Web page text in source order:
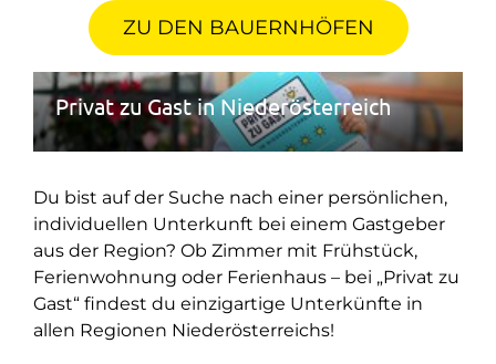
ZU DEN BAUERNHÖFEN
Privat zu Gast in Niederösterreich
Du bist auf der Suche nach einer persönlichen,
individuellen Unterkunft bei einem Gastgeber
aus der Region? Ob Zimmer mit Frühstück,
Ferienwohnung oder Ferienhaus – bei „Privat zu
Gast“ findest du einzigartige Unterkünfte in
allen Regionen Niederösterreichs!